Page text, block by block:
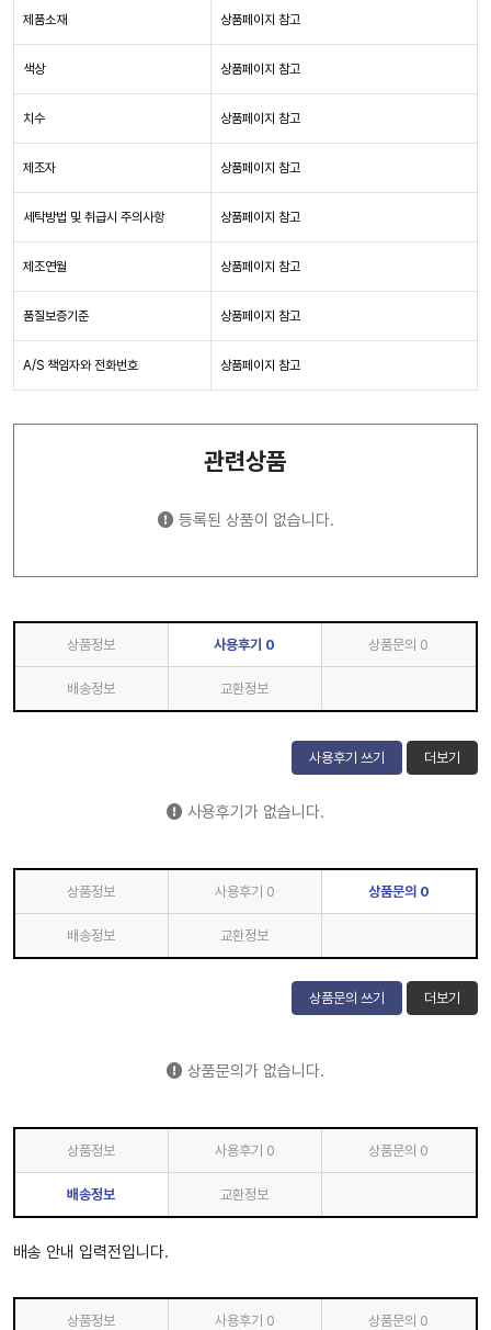
제품소재 상품페이지 참고
색상 상품페이지 참고
치수 상품페이지 참고
제조자 상품페이지 참고
세탁방법 및 취급시 주의사항 상품페이지 참고
제조연월 상품페이지 참고
품질보증기준 상품페이지 참고
A/S 책임자와 전화번호 상품페이지 참고
관련상품
등록된 상품이 없습니다.
상품정보 사용후기 0 상품문의 0
배송정보 교환정보
사용후기 쓰기 더보기
사용후기가 없습니다.
상품정보 사용후기 0 상품문의 0
배송정보 교환정보
상품문의 쓰기 더보기
상품문의가 없습니다.
상품정보 사용후기 0 상품문의 0
배송정보 교환정보
배송 안내 입력전입니다.
상품정보 사용후기 0 상품문의 0